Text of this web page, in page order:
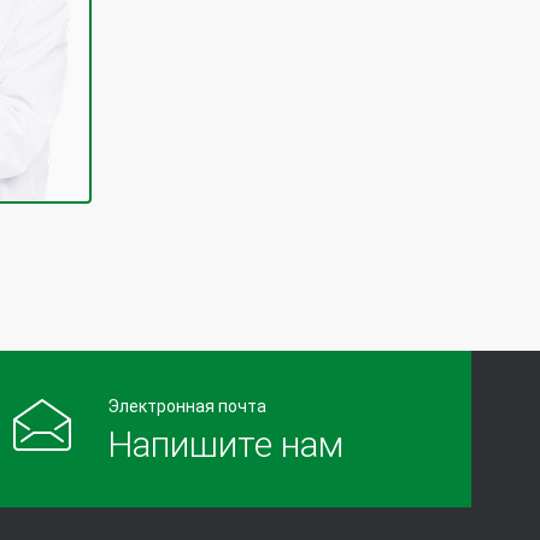
Электронная почта
Напишите нам